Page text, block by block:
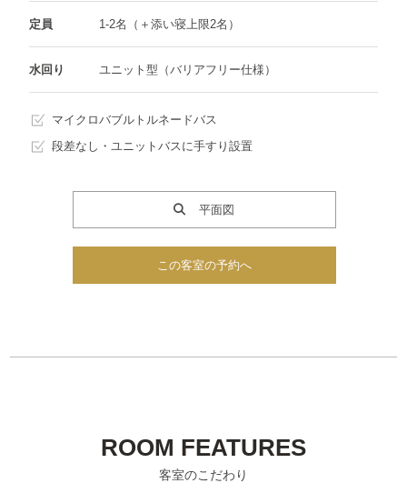
定員 1-2名（＋添い寝上限2名）
水回り ユニット型（バリアフリー仕様）
マイクロバブルトルネードバス
段差なし・ユニットバスに手すり設置
平面図
この客室の予約へ
ROOM FEATURES
客室のこだわり